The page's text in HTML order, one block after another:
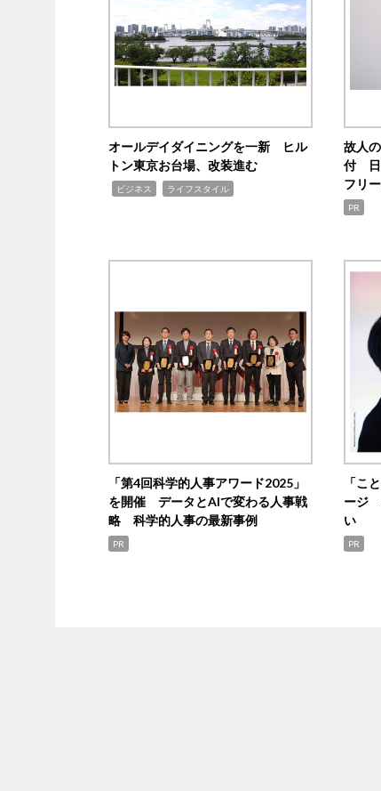
オールデイダイニングを一新 ヒル
トン東京お台場、改装進む
ビジネス ライフスタイル
故人
付 日
フリ
PR
「第4回科学的人事アワード2025」
を開催 データとAIで変わる人事戦
略 科学的人事の最新事例
PR
「こ
ージ
い
PR